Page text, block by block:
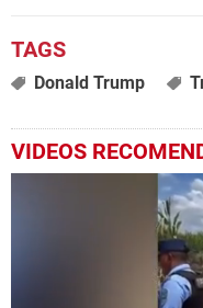
Donald Trump
VIDEOS